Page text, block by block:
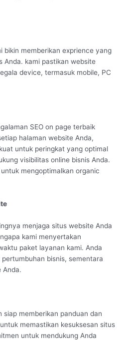
bikin memberikan exprience yang
Anda. kami pastikan website
device, termasuk mobile, PC
SEO on page terbaik
halaman website Anda,
untuk peringkat yang optimal
visibilitas online bisnis Anda.
mengoptimalkan organic
menjaga situs website Anda
kami menyertakan
paket layanan kami. Anda
bisnis, sementara
Anda.
siap memberikan panduan dan
memastikan kesuksesan situs
untuk mendukung Anda